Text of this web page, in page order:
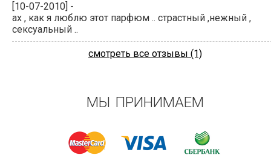
[10-07-2010] -
ах , как я люблю этот парфюм .. страстный ,нежный ,
сексуальный ..
смотреть все отзывы (1)
МЫ ПРИНИМАЕМ